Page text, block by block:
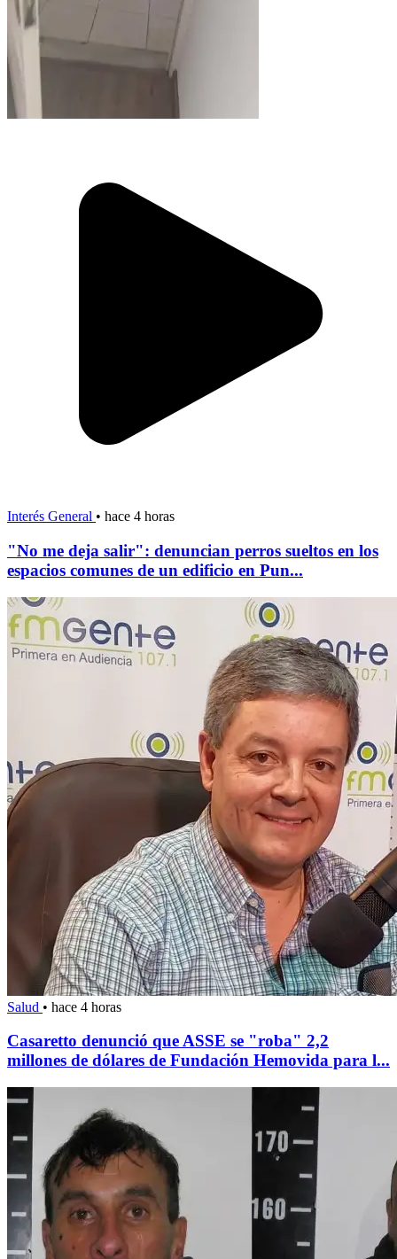
Interés General • hace 4 horas
"No me deja salir": denuncian perros sueltos en los
espacios comunes de un edificio en Pun...
Salud • hace 4 horas
Casaretto denunció que ASSE se "roba" 2,2
millones de dólares de Fundación Hemovida para l...